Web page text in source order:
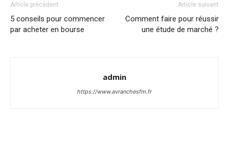
Article précédent
5 conseils pour commencer
par acheter en bourse
Article suivant
Comment faire pour réussir
une étude de marché ?
admin
https://www.avranchesfm.fr